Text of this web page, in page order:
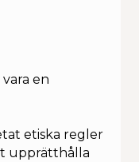
en
etiska regler
upprätthålla